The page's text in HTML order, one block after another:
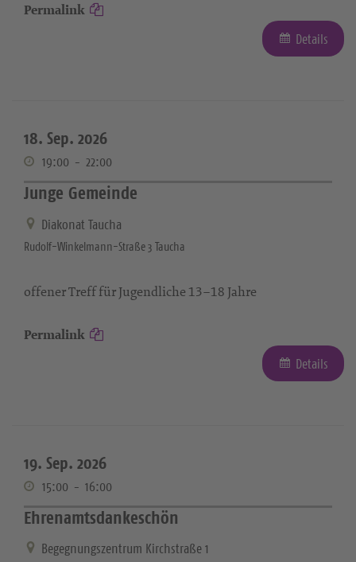
Permalink
Details
18. Sep. 2026
19:00 - 22:00
Junge Gemeinde
Diakonat Taucha
Rudolf-Winkelmann-Straße 3 Taucha
offener Treff für Jugendliche 13–18 Jahre
Permalink
Details
19. Sep. 2026
15:00 - 16:00
Ehrenamtsdankeschön
Begegnungszentrum Kirchstraße 1